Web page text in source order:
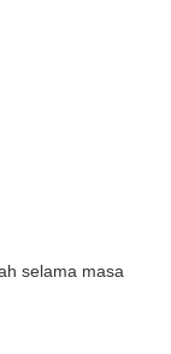
selama masa